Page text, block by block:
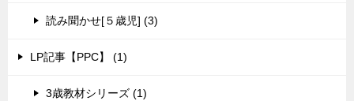
読み聞かせ[５歳児] (3)
LP記事【PPC】 (1)
3歳教材シリーズ (1)